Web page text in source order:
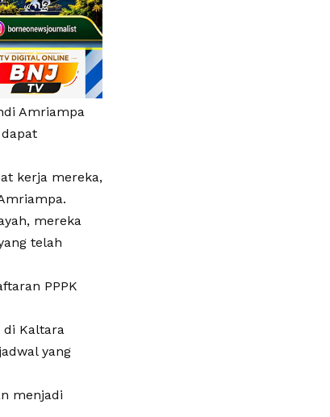
Amriampa
kerja mereka,
mereka
telah
PPPK
di Kaltara
yang
menjadi